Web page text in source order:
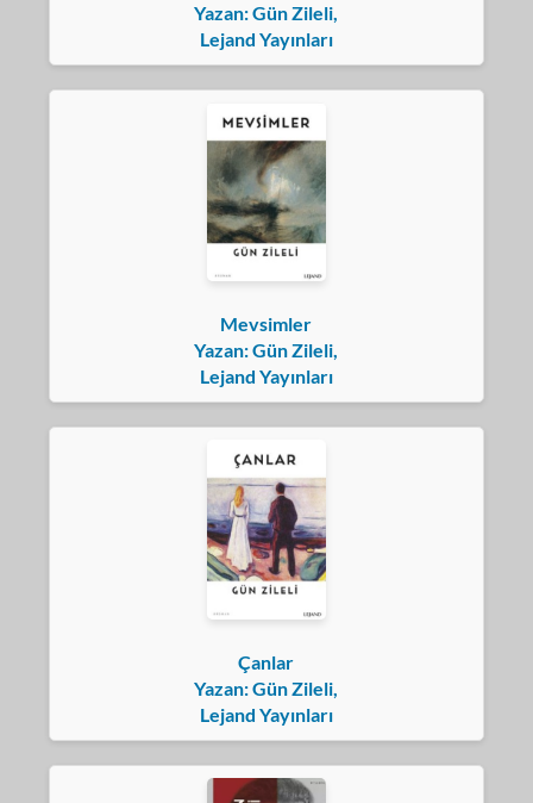
Yazan: Gün Zileli,
Lejand Yayınları
Mevsimler
Yazan: Gün Zileli,
Lejand Yayınları
Çanlar
Yazan: Gün Zileli,
Lejand Yayınları